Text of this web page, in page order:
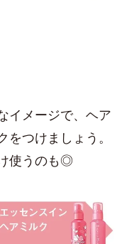
イメージで、ヘア
つけましょう。
使うのも◎